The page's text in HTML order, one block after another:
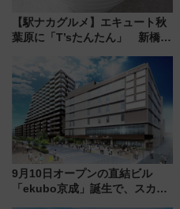
【駅ナカグルメ】エキュート秋
葉原に「T’sたんたん」 新橋に
饅」、オムライス専門店「肉と
たまご」新グルメ続々登場！
【2026年8月】
9月10日オープンの直結ビル
「ekubo京成」誕生で、スカイ